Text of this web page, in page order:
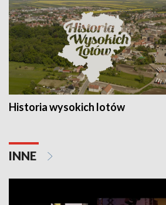
Historia wysokich lotów
INNE